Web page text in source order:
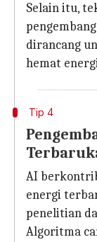
Selain itu,
dirancang
hemat
Tip 4
AI
energi
penelitian
Algoritma